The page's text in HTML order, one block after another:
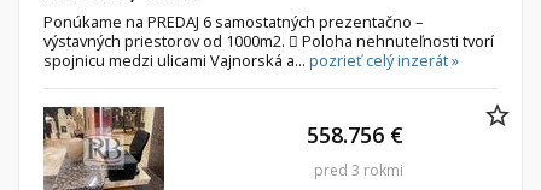
Ponúkame na PREDAJ 6 samostatných prezentačno –
výstavných priestorov od 1000m2.  Poloha nehnuteľnosti tvorí
spojnicu medzi ulicami Vajnorská a... pozrieť celý inzerát »
558.756 €
pred 3 rokmi